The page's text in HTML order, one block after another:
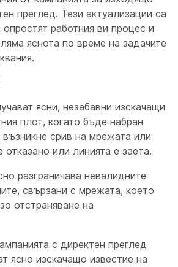
преглед. Тези актуализации са
работния ви процес и
яснота по време на задачите
ясни, незабавни изскачащи
плот, когато бъде набран
срив на мрежата или
отказано или линията е заета.
разграничава невалидните
свързани с мрежата, което
отстраняване на
с директен преглед
ясно изскачащо известие на